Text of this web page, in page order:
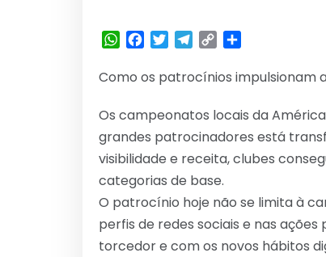
WhatsApp
Facebook
TwitterTelegram
Copy
Como os patrocínios impulsionam
Os campeonatos locais da
grandes patrocinadores está
visibilidade e receita, clubes
categorias de base.
O patrocínio hoje não se limita à
perfis de redes sociais e nas
torcedor e com os novos hábitos